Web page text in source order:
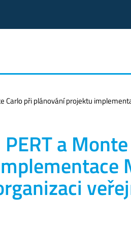
Carlo při plánování projektu
a